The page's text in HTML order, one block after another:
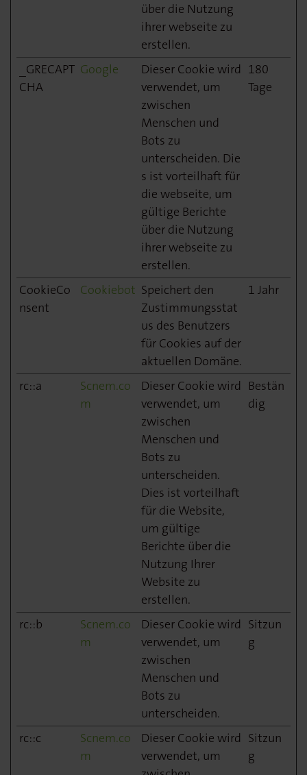
über die Nutzung
ihrer webseite zu
erstellen.
_GRECAPT
CHA
Google
Dieser Cookie wird
verwendet, um
zwischen
Menschen und
Bots zu
unterscheiden. Die
s ist vorteilhaft für
die webseite, um
gültige Berichte
über die Nutzung
ihrer webseite zu
erstellen.
180
Tage
CookieCo
nsent
Cookiebot Speichert den
Zustimmungsstat
us des Benutzers
für Cookies auf der
aktuellen Domäne.
1 Jahr
rc::a
Scnem.co
m
Dieser Cookie wird
verwendet, um
zwischen
Menschen und
Bots zu
unterscheiden.
Dies ist vorteilhaft
für die Website,
um gültige
Berichte über die
Nutzung Ihrer
Website zu
erstellen.
Bestän
dig
rc::b
Scnem.co
m
Dieser Cookie wird
verwendet, um
zwischen
Menschen und
Bots zu
unterscheiden.
Sitzun
g
rc::c
Scnem.co
m
Dieser Cookie wird
verwendet, um
Sitzun
g